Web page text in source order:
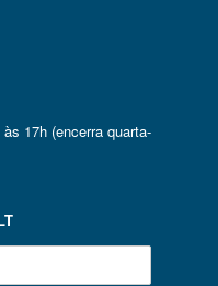
17h (encerra quarta-